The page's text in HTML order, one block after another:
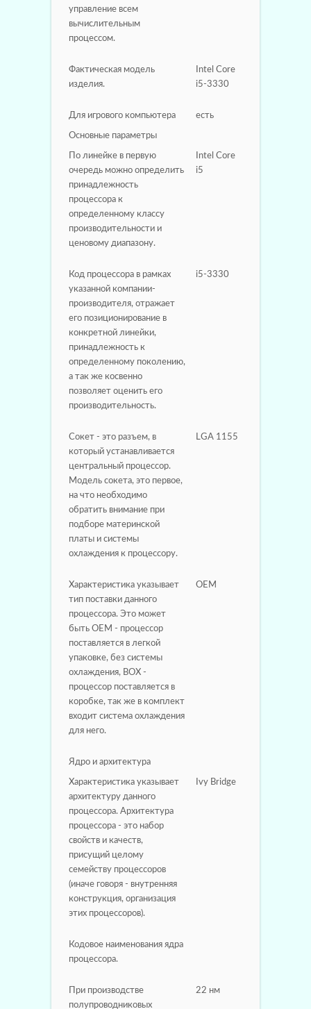
управление всем
вычислительным
процессом.
Фактическая модель
изделия.
Intel Core
i5-3330
Для игрового компьютера есть
Основные параметры
По линейке в первую
очередь можно определить
принадлежность
процессора к
определенному классу
производительности и
ценовому диапазону.
Intel Core
i5
Код процессора в рамках
указанной компании-
производителя, отражает
его позиционирование в
конкретной линейки,
принадлежность к
определенному поколению,
а так же косвенно
позволяет оценить его
производительность.
i5-3330
Сокет - это разъем, в
который устанавливается
центральный процессор.
Модель сокета, это первое,
на что необходимо
обратить внимание при
подборе материнской
платы и системы
охлаждения к процессору.
LGA 1155
Характеристика указывает
тип поставки данного
процессора. Это может
быть OEM - процессор
поставляется в легкой
упаковке, без системы
охлаждения, BOX -
процессор поставляется в
коробке, так же в комплект
входит система охлаждения
для него.
OEM
Ядро и архитектура
Характеристика указывает
архитектуру данного
процессора. Архитектура
процессора - это набор
свойств и качеств,
присущий целому
семейству процессоров
(иначе говоря - внутренняя
конструкция, организация
этих процессоров).
Ivy Bridge
Кодовое наименования ядра
процессора.
При производстве
полупроводниковых
22 нм